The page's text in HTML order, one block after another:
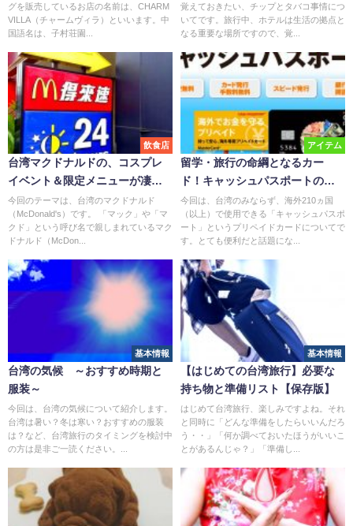
グを販売しているお店の名前は、CHARM
VILLA（チャームヴィラ）といいます。中
国語名は、子村荘園...
覚えておきたい、チップとタバコ事情につ
いてです。旅行中、ホテルは生活の拠点と
なる重要な場所ですので、覚...
飲食店
台湾マクドナルドの、コスプレ
イベント＆限定メニューが凄
い！
今回のテーマは、台湾のマクドナルド
（McDonald's）です。 「マック」や「マ
クド」という呼び名で親しまれているマク
ドナルド（McDon...
アイテム
留学・旅行の命綱となるカー
ド！キャッシュパスポートの特
徴
今回は、台湾のみならず、海外210ヵ国
（以上）で使用できる「キャッシュパスポ
ート」というプリペイドカードについてで
す。とても便利だと話題にな...
基本情報
台湾の気候 ～おすすめ時期と
服装～
今回は、台湾の気候について紹介します。
台湾は暑い？冬は寒い？おすすめの服装
は？など、台湾旅行のタイミングを検討中
の方は是非ご一読ください。...
基本情報
【はじめての台湾旅行】必要な
持ち物と準備リスト【保存版】
はじめて台湾旅行、楽しみですよね。それ
と同時に「どんな準備をしたらいいんだろ
う・・」「何か調べておいたほうがいいこ
とがあるんじゃ？」「準備し...